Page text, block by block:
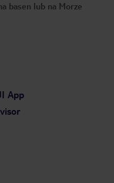
basen lub na Morze
App